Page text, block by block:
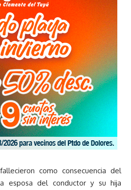
como consecuencia del
esposa del conductor y su hija